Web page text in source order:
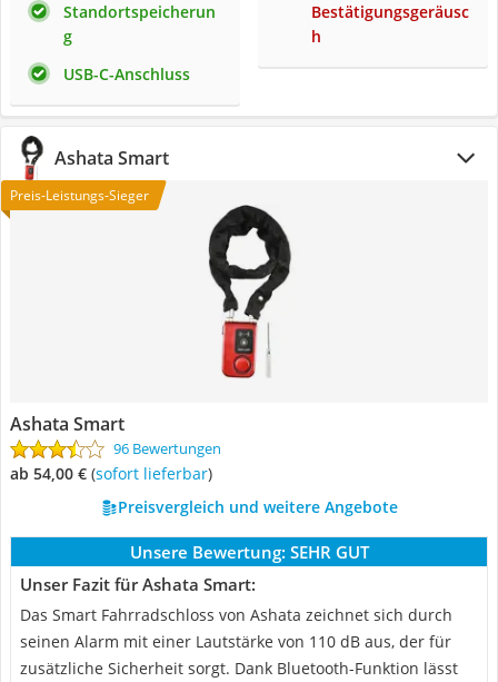
Standortspeicherun
g
USB-C-Anschluss
Bestätigungsgeräusc
h
Ashata Smart
Preis-Leistungs-Sieger
Ashata Smart
96 Bewertungen
ab 54,00 € ( Sofort lieferbar)
Preisvergleich und weitere Angebote
Unsere Bewertung: SEHR GUT
Unser Fazit für Ashata Smart:
Das Smart Fahrradschloss von Ashata zeichnet sich durch
seinen Alarm mit einer Lautstärke von 110 dB aus, der für
zusätzliche Sicherheit sorgt. Dank Bluetooth-Funktion lässt